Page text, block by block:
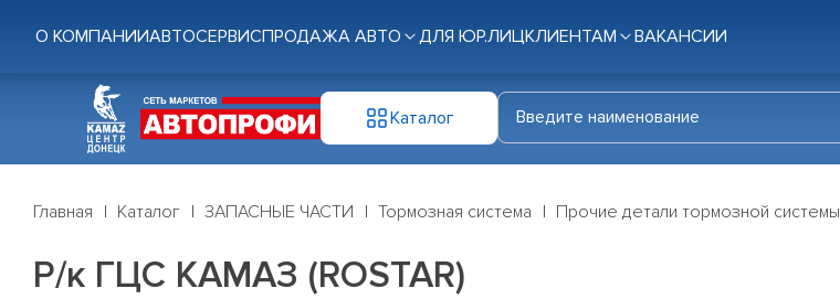
О КОМПАНИИАВТОСЕРВИСПРОДАЖА АВТО ДЛЯ ЮР.ЛИЦКЛИЕНТАМ ВАКАНСИИ
Каталог
Главная Каталог ЗАПАСНЫЕ ЧАСТИ Тормозная система Прочие детали тормозной системы
Р/к ГЦС КАМАЗ (ROSTAR)